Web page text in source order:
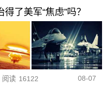
了美军“焦虑”吗？
阅读 16122 08-07